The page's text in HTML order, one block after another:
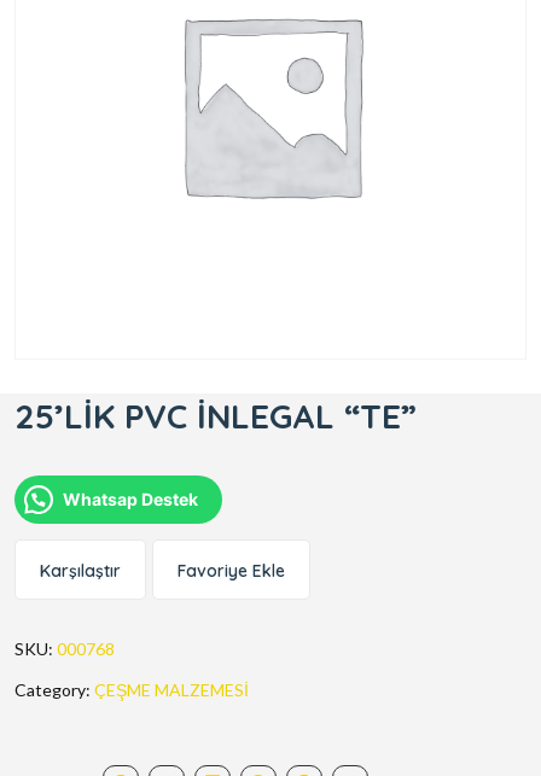
25’LİK PVC İNLEGAL “TE”
Whatsap Destek
Karşılaştır Favoriye Ekle
SKU: 000768
Category: ÇEŞME MALZEMESİ